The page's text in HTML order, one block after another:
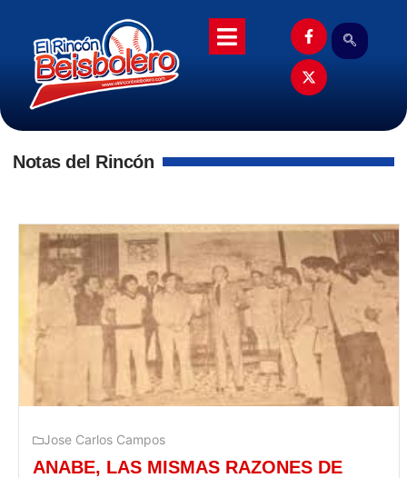
Notas del Rincón
Jose Carlos Campos
ANABE, LAS MISMAS RAZONES DE